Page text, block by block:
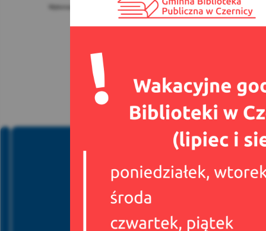
Wykonanie, obsługa, opieka:Interaktywna Polska Sp. z o.o.
Spełniamy standardy WCAG 2.2
Spełniamy standardy W3C